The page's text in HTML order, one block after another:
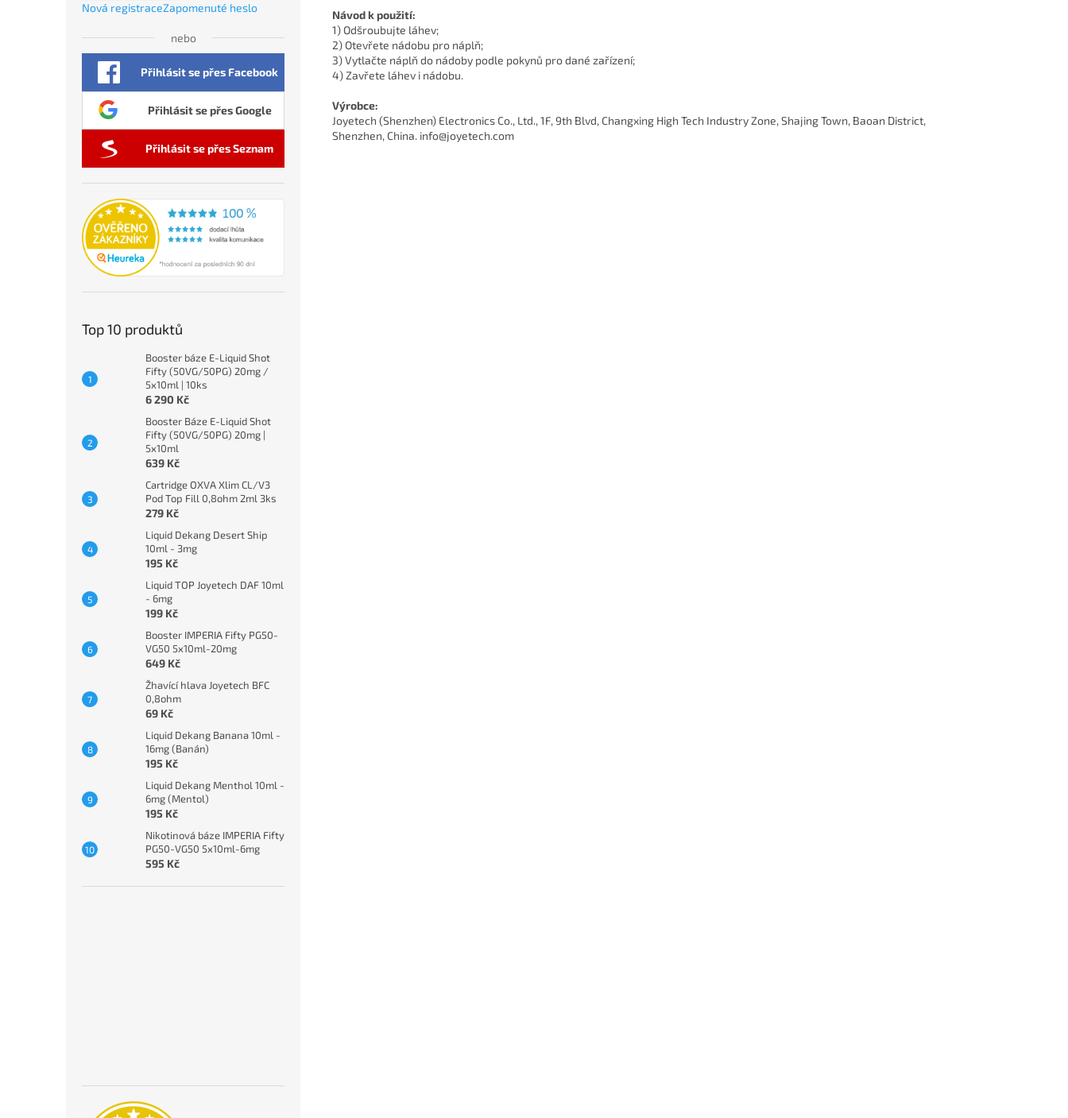
Nová registraceZapomenuté heslo
nebo
Přihlásit se přes Facebook
Přihlásit se přes Google
Přihlásit se přes Seznam
Top 10 produktů
Booster báze E-Liquid Shot
Fifty (50VG/50PG) 20mg /
5x10ml | 10ks
6 290 Kč
Booster Báze E-Liquid Shot
Fifty (50VG/50PG) 20mg |
5x10ml
639 Kč
Cartridge OXVA Xlim CL/V3
Pod Top Fill 0,8ohm 2ml 3ks
279 Kč
Liquid Dekang Desert Ship
10ml - 3mg
195 Kč
Liquid TOP Joyetech DAF 10ml
- 6mg
199 Kč
Booster IMPERIA Fifty PG50-
VG50 5x10ml-20mg
649 Kč
Žhavící hlava Joyetech BFC
0,8ohm
69 Kč
Liquid Dekang Banana 10ml -
16mg (Banán)
195 Kč
Liquid Dekang Menthol 10ml -
6mg (Mentol)
195 Kč
Nikotinová báze IMPERIA Fifty
PG50-VG50 5x10ml-6mg
595 Kč
Návod k použití:
1) Odšroubujte láhev;
2) Otevřete nádobu pro náplň;
3) Vytlačte náplň do nádoby podle pokynů pro dané zařízení;
4) Zavřete láhev i nádobu.
Výrobce:
Joyetech (Shenzhen) Electronics Co., Ltd., 1F, 9th Blvd, Changxing High Tech Industry Zone, Shajing Town, Baoan District,
Shenzhen, China. info@joyetech.com